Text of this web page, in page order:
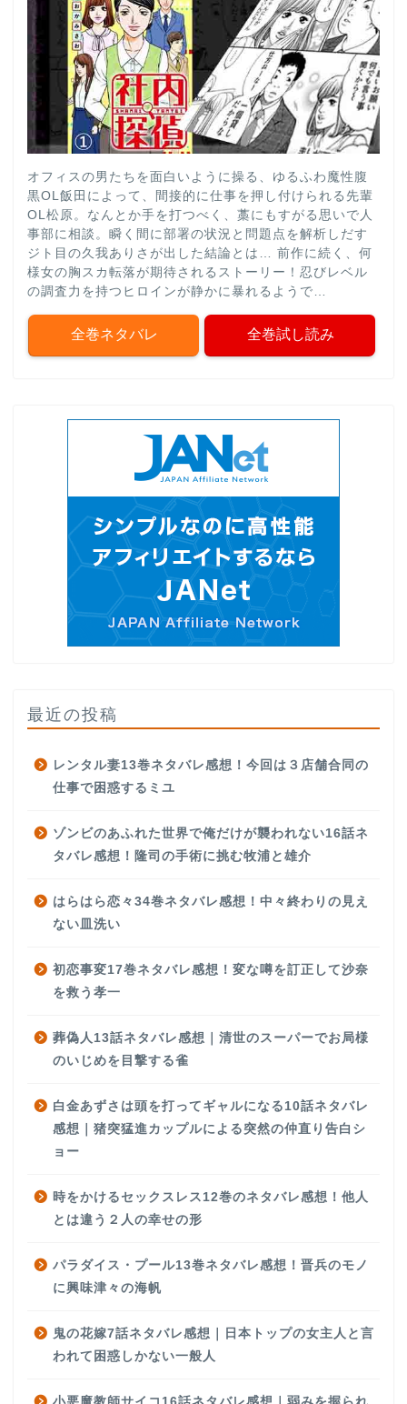
オフィスの男たちを面白いように操る、ゆるふわ魔性腹
黒OL飯田によって、間接的に仕事を押し付けられる先輩
OL松原。なんとか手を打つべく、藁にもすがる思いで人
事部に相談。瞬く間に部署の状況と問題点を解析しだす
ジト目の久我ありさが出した結論とは… 前作に続く、何
様女の胸スカ転落が期待されるストーリー！忍びレベル
の調査力を持つヒロインが静かに暴れるようで…
全巻ネタバレ 全巻試し読み
最近の投稿
レンタル妻13巻ネタバレ感想！今回は３店舗合同の
仕事で困惑するミユ
ゾンビのあふれた世界で俺だけが襲われない16話ネ
タバレ感想！隆司の手術に挑む牧浦と雄介
はらはら恋々34巻ネタバレ感想！中々終わりの見え
ない皿洗い
初恋事変17巻ネタバレ感想！変な噂を訂正して沙奈
を救う孝一
葬偽人13話ネタバレ感想｜清世のスーパーでお局様
のいじめを目撃する雀
白金あずさは頭を打ってギャルになる10話ネタバレ
感想｜猪突猛進カップルによる突然の仲直り告白シ
ョー
時をかけるセックスレス12巻のネタバレ感想！他人
とは違う２人の幸せの形
パラダイス・プール13巻ネタバレ感想！晋兵のモノ
に興味津々の海帆
鬼の花嫁7話ネタバレ感想｜日本トップの女主人と言
われて困惑しかない一般人